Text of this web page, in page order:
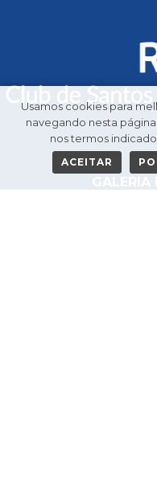
Usamos cookies para
navegando nesta
nos termos
ACEITAR